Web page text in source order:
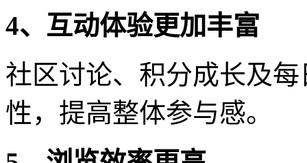
4、互动体验更加丰富
社区讨论、积分成长及
性，提高整体参与感。